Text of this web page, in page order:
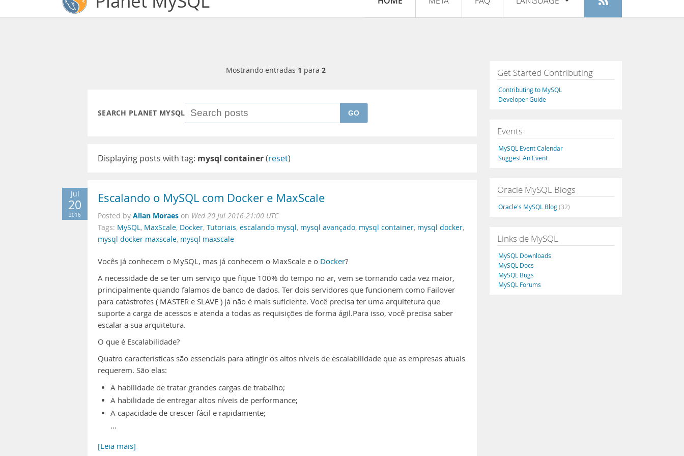
Registe-se
Français
Italiano
Русский
Português
Mostrando entradas 1 para 2
SEARCH PLANET MYSQL GO
Displaying posts with tag: mysql container(reset)
Jul
20
2016
Escalando o MySQL com Docker e MaxScale
Posted by Allan Moraes on Wed 20 Jul 2016 21:00 UTC
Tags: MySQL, MaxScale, Docker, Tutoriais, escalando mysql, mysql avançado, mysql container, mysql docker,
mysql docker maxscale, mysql maxscale
Vocês já conhecem o MySQL, mas já conhecem o MaxScale e o Docker?
A necessidade de se ter um serviço que fique 100% do tempo no ar, vem se tornando cada vez maior,
principalmente quando falamos de banco de dados. Ter dois servidores que funcionem como Failover
para catástrofes ( MASTER e SLAVE ) já não é mais suficiente. Você precisa ter uma arquitetura que
suporte a carga de acessos e atenda a todas as requisições de forma ágil.Para isso, você precisa saber
escalar a sua arquitetura.
O que é Escalabilidade?
Quatro características são essenciais para atingir os altos níveis de escalabilidade que as empresas atuais
requerem. São elas:
A habilidade de tratar grandes cargas de trabalho;
A habilidade de entregar altos níveis de performance;
A capacidade de crescer fácil e rapidamente;
…
[Leia mais]
Get Started Contributing
Contributing to MySQL
Developer Guide
Events
MySQL Event Calendar
Suggest An Event
Oracle MySQL Blogs
Oracle's MySQL Blog(32)
Links de MySQL
MySQL Downloads
MySQL Docs
MySQL Bugs
MySQL Forums